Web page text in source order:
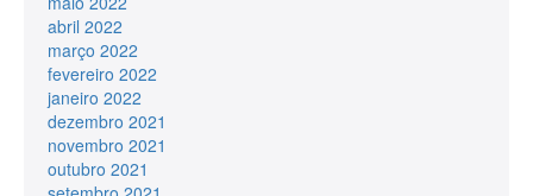
abril 2022
março 2022
fevereiro 2022
janeiro 2022
dezembro 2021
novembro 2021
outubro 2021